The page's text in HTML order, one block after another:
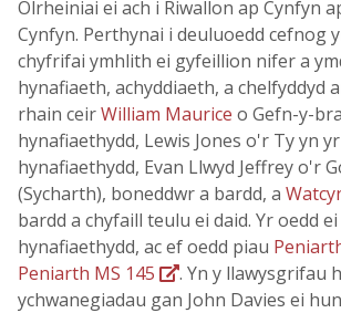
Olrheiniai ei ach i Riwallon ap Cynfyn
Cynfyn. Perthynai i deuluoedd cefnog
chyfrifai ymhlith ei gyfeillion nifer a
hynafiaeth, achyddiaeth, a chelfyddyd
rhain ceirWilliam Maurice o Gefn-y-
hynafiaethydd, Lewis Jones o'r Ty yn
hynafiaethydd, Evan Llwyd Jeffrey o'r
(Sycharth), boneddwr a bardd, a
bardd a chyfaill teulu ei daid. Yr oedd
hynafiaethydd, ac ef oedd piau
Peniarth MS 145
. Yn y llawysgrifau
ychwanegiadau gan John Davies ei